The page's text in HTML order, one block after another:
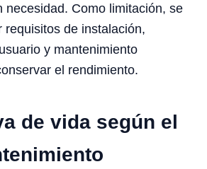
necesidad. Como limitación, se
requisitos de instalación,
y mantenimiento
el rendimiento.
de vida según el